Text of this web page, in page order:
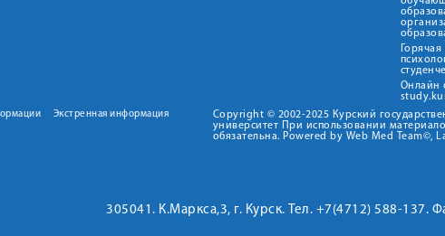
Онлайн
Экстренная информация
Copyright © 2002-2025 Курский
университет При использовании
обязательна. Powered by Web Med Team©,
305041. К.Маркса,3, г. Курск. Тел. +7(4712) 588-137.